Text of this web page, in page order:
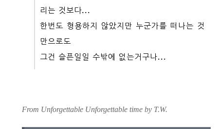
리는 것보다...
한번도 형용하지 않았지만 누군가를 떠나는 것
만으로도
그건 슬픈일일 수밖에 없는거구나...
From Unforgettable Unforgettable time by T.W.